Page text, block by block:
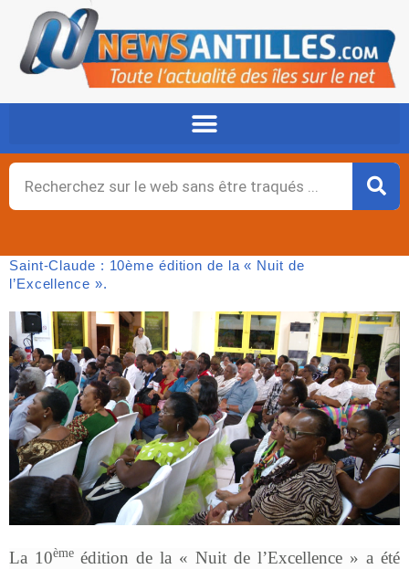
contenu
Rechercher
Saint-Claude : 10ème édition de la « Nuit de
l’Excellence ».
La 10ème édition de la « Nuit de l’Excellence » a été